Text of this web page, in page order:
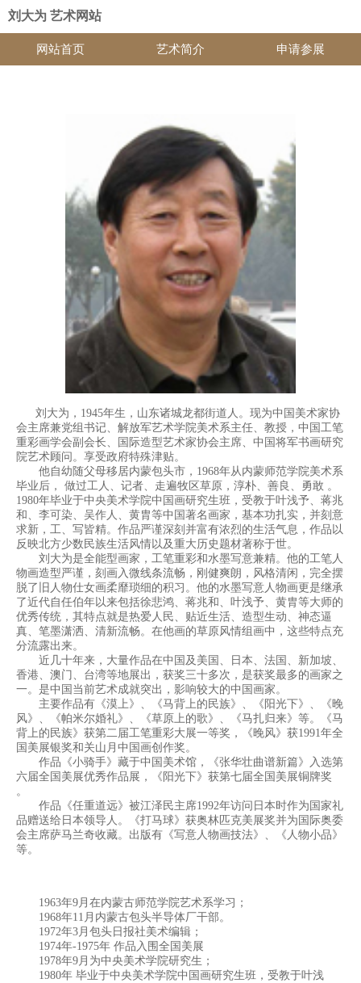
刘大为 艺术网站
网站首页 艺术简介 申请参展
刘大为，1945年生，山东诸城龙都街道人。现为中国美术家协
会主席兼党组书记、解放军艺术学院美术系主任、教授，中国工笔
重彩画学会副会长、国际造型艺术家协会主席、中国将军书画研究
院艺术顾问。享受政府特殊津贴。
他自幼随父母移居内蒙包头市，1968年从内蒙师范学院美术系
毕业后， 做过工人、记者、走遍牧区草原，淳朴、善良、勇敢 。
1980年毕业于中央美术学院中国画研究生班，受教于叶浅予、蒋兆
和、李可染、吴作人、黄胄等中国著名画家，基本功扎实，并刻意
求新，工、写皆精。作品严谨深刻并富有浓烈的生活气息，作品以
反映北方少数民族生活风情以及重大历史题材著称于世。
刘大为是全能型画家，工笔重彩和水墨写意兼精。他的工笔人
物画造型严谨，刻画入微线条流畅，刚健爽朗，风格清闲，完全摆
脱了旧人物仕女画柔靡琐细的积习。他的水墨写意人物画更是继承
了近代自任伯年以来包括徐悲鸿、蒋兆和、叶浅予、黄胄等大师的
优秀传统，其特点就是热爱人民、贴近生活、造型生动、神态逼
真、笔墨潇洒、清新流畅。在他画的草原风情组画中，这些特点充
分流露出来。
近几十年来，大量作品在中国及美国、日本、法国、新加坡、
香港、澳门、台湾等地展出，获奖三十多次，是获奖最多的画家之
一。是中国当前艺术成就突出，影响较大的中国画家。
主要作品有《漠上》、《马背上的民族》、《阳光下》、《晚
风》、《帕米尔婚礼》、《草原上的歌》、《马扎归来》等。《马
背上的民族》获第二届工笔重彩大展一等奖，《晚风》获1991年全
国美展银奖和关山月中国画创作奖。
作品《小骑手》藏于中国美术馆，《张华壮曲谱新篇》入选第
六届全国美展优秀作品展，《阳光下》获第七届全国美展铜牌奖
。
作品《任重道远》被江泽民主席1992年访问日本时作为国家礼
品赠送给日本领导人。《打马球》获奥林匹克美展奖并为国际奥委
会主席萨马兰奇收藏。出版有《写意人物画技法》、《人物小品》
等。
1963年9月在内蒙古师范学院艺术系学习；
1968年11月内蒙古包头半导体厂干部。
1972年3月包头日报社美术编辑；
1974年-1975年 作品入围全国美展
1978年9月为中央美术学院研究生；
1980年 毕业于中央美术学院中国画研究生班，受教于叶浅